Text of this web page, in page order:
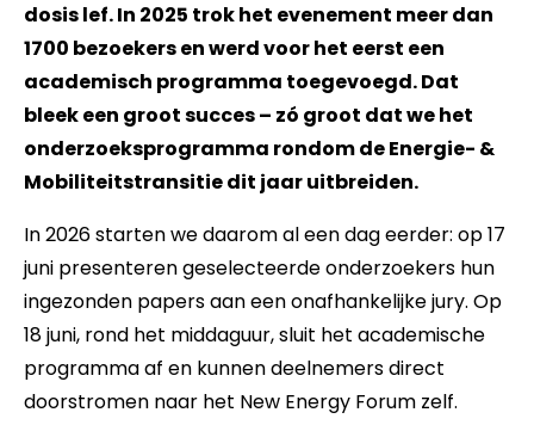
dosis lef. In 2025 trok het evenement meer dan
1700 bezoekers en werd voor het eerst een
academisch programma toegevoegd. Dat
bleek een groot succes – zó groot dat we het
onderzoeksprogramma rondom de Energie- &
Mobiliteitstransitie dit jaar uitbreiden.
In 2026 starten we daarom al een dag eerder: op 17
juni presenteren geselecteerde onderzoekers hun
ingezonden papers aan een onafhankelijke jury. Op
18 juni, rond het middaguur, sluit het academische
programma af en kunnen deelnemers direct
doorstromen naar het New Energy Forum zelf.